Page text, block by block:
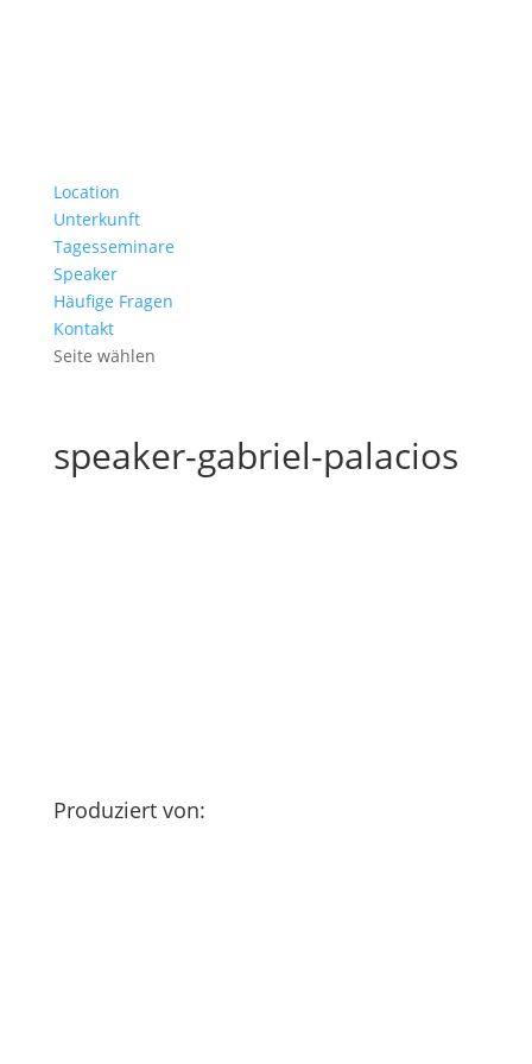
Location
Unterkunft
Tagesseminare
Speaker
Häufige Fragen
Kontakt
Seite wählen
speaker-gabriel-palacios
Produziert von: